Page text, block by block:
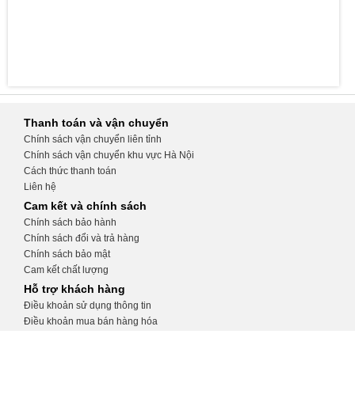
Thanh toán và vận chuyển
Chính sách vận chuyển liên tỉnh
Chính sách vận chuyển khu vực Hà Nội
Cách thức thanh toán
Liên hệ
Cam kết và chính sách
Chính sách bảo hành
Chính sách đổi và trả hàng
Chính sách bảo mật
Cam kết chất lượng
Hỗ trợ khách hàng
Điều khoản sử dụng thông tin
Điều khoản mua bán hàng hóa